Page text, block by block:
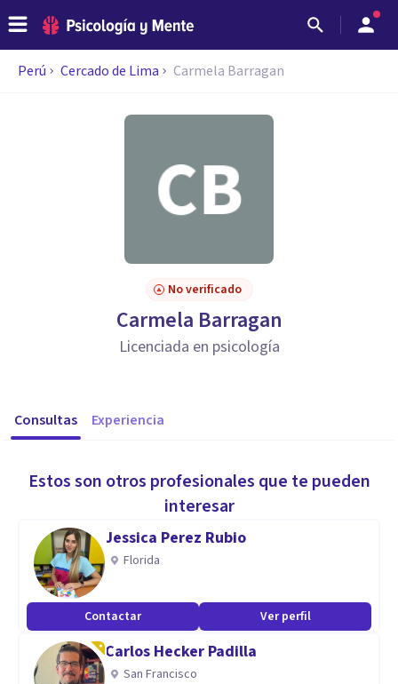
Perú Cercado de Lima Carmela Barragan
No verificado
Carmela Barragan
Licenciada en psicología
Consultas Experiencia
Estos son otros profesionales que te pueden
interesar
Jessica Perez Rubio
Florida
Contactar Ver perfil
Carlos Hecker Padilla
San Francisco